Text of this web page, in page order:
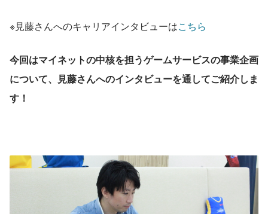
※見藤さんへのキャリアインタビューはこちら
今回はマイネットの中核を担うゲームサービスの事業企画
について、見藤さんへのインタビューを通してご紹介しま
す！